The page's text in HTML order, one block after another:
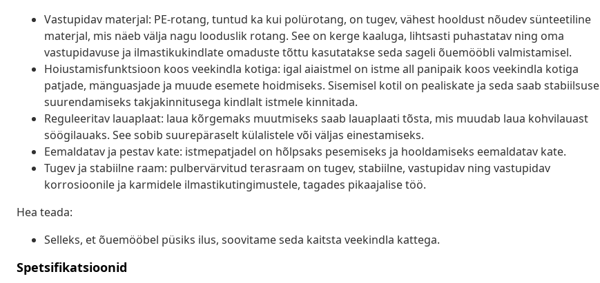
Vastupidav materjal: PE-rotang, tuntud ka kui polürotang, on tugev, vähest hooldust nõudev sünteetiline
materjal, mis näeb välja nagu looduslik rotang. See on kerge kaaluga, lihtsasti puhastatav ning oma
vastupidavuse ja ilmastikukindlate omaduste tõttu kasutatakse seda sageli õuemööbli valmistamisel.
Hoiustamisfunktsioon koos veekindla kotiga: igal aiaistmel on istme all panipaik koos veekindla kotiga
patjade, mänguasjade ja muude esemete hoidmiseks. Sisemisel kotil on pealiskate ja seda saab stabiilsuse
suurendamiseks takjakinnitusega kindlalt istmele kinnitada.
Reguleeritav lauaplaat: laua kõrgemaks muutmiseks saab lauaplaati tõsta, mis muudab laua kohvilauast
söögilauaks. See sobib suurepäraselt külalistele või väljas einestamiseks.
Eemaldatav ja pestav kate: istmepatjadel on hõlpsaks pesemiseks ja hooldamiseks eemaldatav kate.
Tugev ja stabiilne raam: pulbervärvitud terasraam on tugev, stabiilne, vastupidav ning vastupidav
korrosioonile ja karmidele ilmastikutingimustele, tagades pikaajalise töö.
Hea teada:
Selleks, et õuemööbel püsiks ilus, soovitame seda kaitsta veekindla kattega.
Spetsifikatsioonid